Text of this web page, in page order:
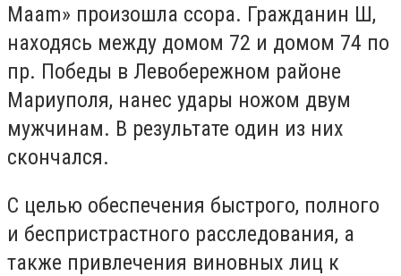
Maam» произошла ссора. Гражданин Ш,
находясь между домом 72 и домом 74 по
пр. Победы в Левобережном районе
Мариуполя, нанес удары ножом двум
мужчинам. В результате один из них
скончался.
С целью обеспечения быстрого, полного
и беспристрастного расследования, а
также привлечения виновных лиц к